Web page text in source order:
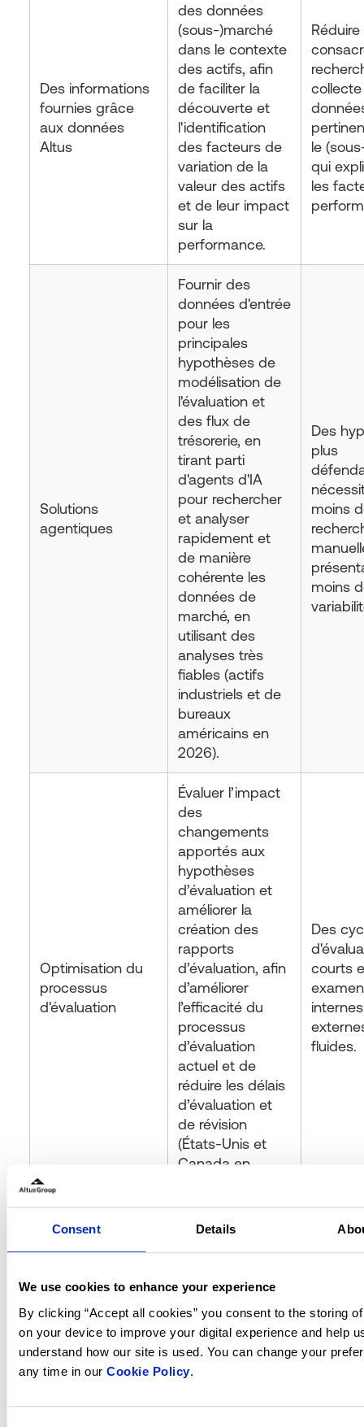
Consent Details
We use cookies to enhance your experience
By clicking “Accept all cookies” you consent to the storing
on your device to improve your digital experience and help
understand how our site is used. You can change your
any time in our Cookie Policy.
Des informations
fournies grâce
aux données
Altus
des données
(sous-)marché
dans le contexte
des actifs, afin
de faciliter la
découverte et
l'identification
des facteurs de
variation de la
valeur des actifs
et de leur impact
sur la
performance.
le
qui
les
Solutions
agentiques
Fournir des
données d'entrée
pour les
principales
hypothèses de
modélisation de
l'évaluation et
des flux de
trésorerie, en
tirant parti
d'agents d'IA
pour rechercher
et analyser
rapidement et
de manière
cohérente les
données de
marché, en
utilisant des
analyses très
fiables (actifs
industriels et de
bureaux
américains en
2026).
Des
plus
moins
moins
Optimisation du
processus
d'évaluation
Évaluer l’impact
des
changements
apportés aux
hypothèses
d’évaluation et
améliorer la
création des
rapports
d’évaluation, afin
d’améliorer
l’efficacité du
processus
d’évaluation
actuel et de
réduire les délais
d’évaluation et
de révision
(États-Unis et
Canada en
Des
courts
fluides.
mises à jour de
la plateforme
Unifier l'accès et
ARGUS
Forbury au sein
de ARGUS
Intelligence
Platform afin
gérer
de